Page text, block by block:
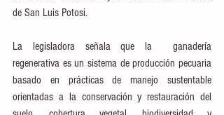
de San Luis Potosi.
La legisladora señala que la  ganadería
regenerativa es un sistema de producción pecuaria
basado en prácticas de manejo sustentable
orientadas a la conservación y restauración del